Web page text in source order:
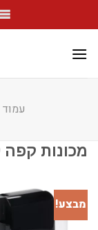
to
מכונות קפה
מבצע!